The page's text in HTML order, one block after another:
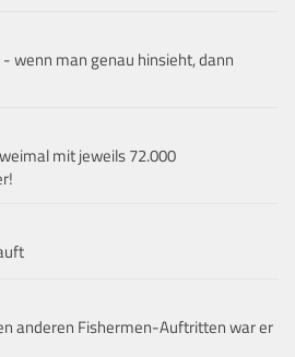
wenn man genau hinsieht, dann
mit jeweils 72.000
anderen Fishermen-Auftritten war er